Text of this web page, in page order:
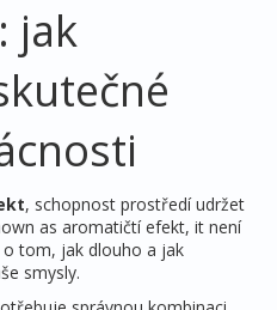
jak
, schopnost prostředí udržet
as aromatičtí efekt, it není
tom, jak dlouho a jak
smysly.